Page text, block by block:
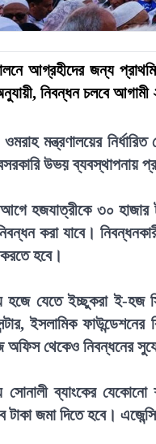
আগ্রহীদের জন্য
নিবন্ধন চলবে
মন্ত্রণালয়ের
উভয় ব্যবস্থাপনায়
আগে হজযাত্রীকে ৩০
করা যাবে।
হবে।
হজে যেতে ইচ্ছুকরা ই-হজ
ইসলামিক
অফিস থেকেও নিবন্ধনের
সোনালী ব্যাংকের যেকোনো
টাকা জমা দিতে হবে।